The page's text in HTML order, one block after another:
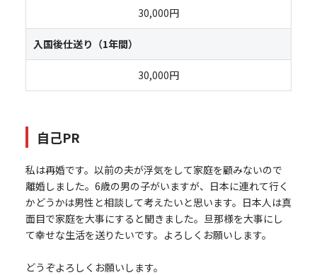
30,000円
入国後仕送り（1年間）
30,000円
自己PR
私は再婚です。以前の夫が浮気をして家庭を顧みないので
離婚しました。6歳の男の子がいますが、日本に連れて行く
かどうかは男性と相談して考えたいと思います。日本人は真
面目で家庭を大事にすると聞きました。旦那様を大事にし
て幸せな生活を送りたいです。よろしくお願いします。
どうぞよろしくお願いします。